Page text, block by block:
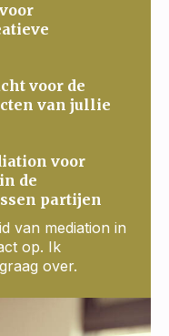
voor de
van jullie
voor
de
partijen
van mediation in
op. Ik
over.